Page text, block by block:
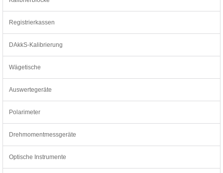
Registrierkassen
DAkkS-Kalibrierung
Wägetische
Auswertegeräte
Polarimeter
Drehmomentmessgeräte
Optische Instrumente